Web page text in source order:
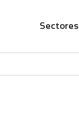
Sectores